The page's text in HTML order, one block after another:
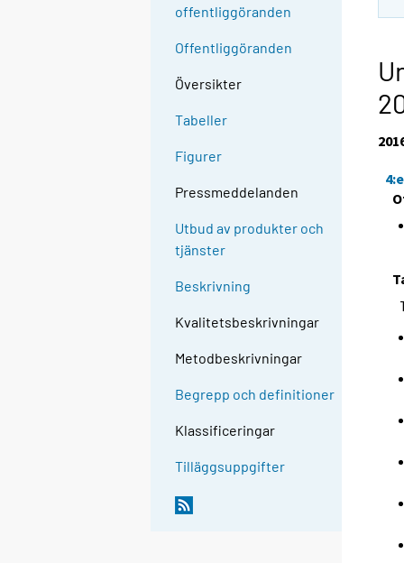
offentliggöranden
Offentliggöranden
Översikter
Tabeller
Figurer
Pressmeddelanden
Utbud av produkter och
tjänster
Beskrivning
Kvalitetsbeskrivningar
Metodbeskrivningar
Begrepp och definitioner
Klassificeringar
Tilläggsuppgifter